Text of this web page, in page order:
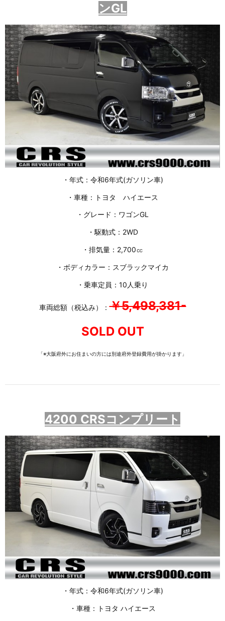
ンGL
・年式：令和6年式(ガソリン車)
・車種：トヨタ ハイエース
・グレード：ワゴンGL
・駆動式：2WD
・排気量：2,700㏄
・ボディカラー：スブラックマイカ
・乗車定員：10人乗り
車両総額（税込み）：￥5,498,381-
SOLD OUT
「※大阪府外にお住まいの方には別途府外登録費用が掛かります」
4200 CRSコンプリート
・年式：令和6年式(ガソリン車)
・車種：トヨタ ハイエース